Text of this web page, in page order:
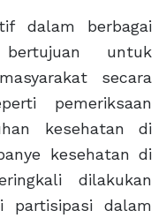
dalam berbagai
untuk
secara
pemeriksaan
kesehatan di
kesehatan di
dilakukan
partisipasi dalam